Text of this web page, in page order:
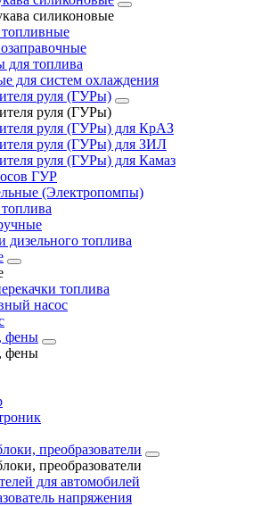
силиконовые
для топлива
для систем охлаждения
руля (ГУРы)
руля (ГУРы)
руля (ГУРы) для КрАЗ
руля (ГУРы) для ЗИЛ
руля (ГУРы) для Камаз
ГУР
(Электропомпы)
дизельного топлива
топлива
насос
фены
фены
преобразователи
преобразователи
для автомобилей
напряжения